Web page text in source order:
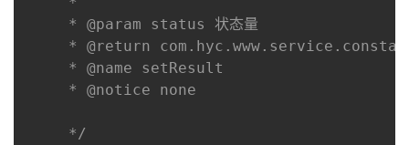
     * @param status 状态量
* @return
     * @name setResult
     * @notice none
     */